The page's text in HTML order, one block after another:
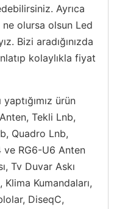
Ayrıca
ne olursa olsun Led
Bizi aradığınızda
kolaylıkla fiyat
yaptığımız ürün
Tekli Lnb,
Quadro Lnb,
ve RG6-U6 Anten
Tv Duvar Askı
Kumandaları,
DiseqC,